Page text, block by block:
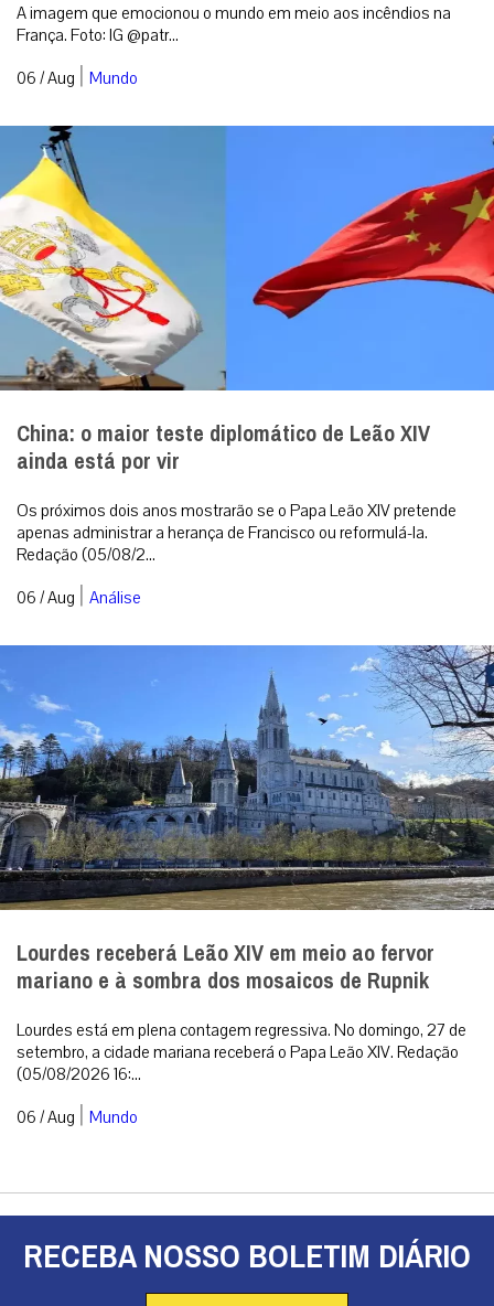
A imagem que emocionou o mundo em meio aos incêndios na
França. Foto: IG @patr...
06 / Aug | Mundo
China: o maior teste diplomático de Leão XIV
ainda está por vir
Os próximos dois anos mostrarão se o Papa Leão XIV pretende
apenas administrar a herança de Francisco ou reformulá-la.
Redação (05/08/2...
06 / Aug | Análise
Lourdes receberá Leão XIV em meio ao fervor
mariano e à sombra dos mosaicos de Rupnik
Lourdes está em plena contagem regressiva. No domingo, 27 de
setembro, a cidade mariana receberá o Papa Leão XIV. Redação
(05/08/2026 16:...
06 / Aug | Mundo
RECEBA NOSSO BOLETIM DIÁRIO